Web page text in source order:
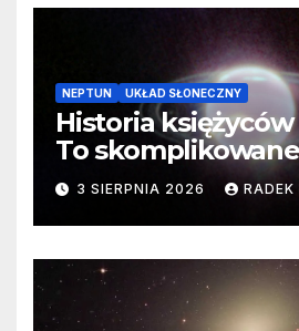
NEPTUN UKŁAD SŁONECZNY
Historia
To skomplikowane
3 SIERPNIA 2026 RADEK